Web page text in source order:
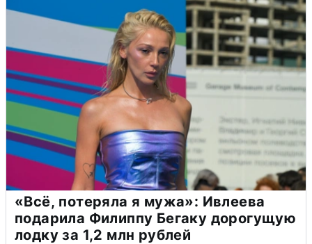
«Всё, потеряла я мужа»: Ивлеева
подарила Филиппу Бегаку дорогущую
лодку за 1,2 млн рублей